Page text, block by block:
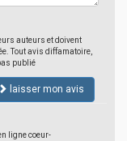
auteurs et doivent
Tout avis diffamatoire,
publié
laisser mon avis
ligne coeur-